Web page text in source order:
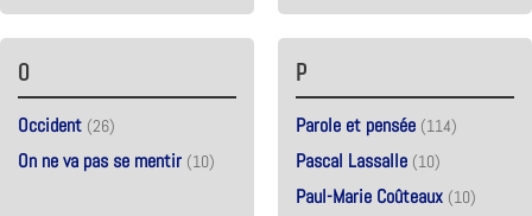
O
Occident (26)
On ne va pas se mentir (10)
P
Parole et pensée (114)
Pascal Lassalle (10)
Paul-Marie Coûteaux (10)